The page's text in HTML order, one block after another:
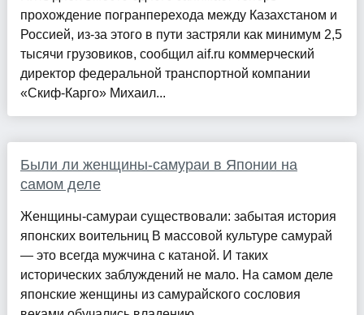
прохождение погранперехода между Казахстаном и
Россией, из-за этого в пути застряли как минимум 2,5
тысячи грузовиков, сообщил aif.ru коммерческий
директор федеральной транспортной компании
«Скиф-Карго» Михаил...
Были ли женщины-самураи в Японии на
самом деле
Женщины-самураи существовали: забытая история
японских воительниц В массовой культуре самурай
— это всегда мужчина с катаной. И таких
исторических заблуждений не мало. На самом деле
японские женщины из самурайского сословия